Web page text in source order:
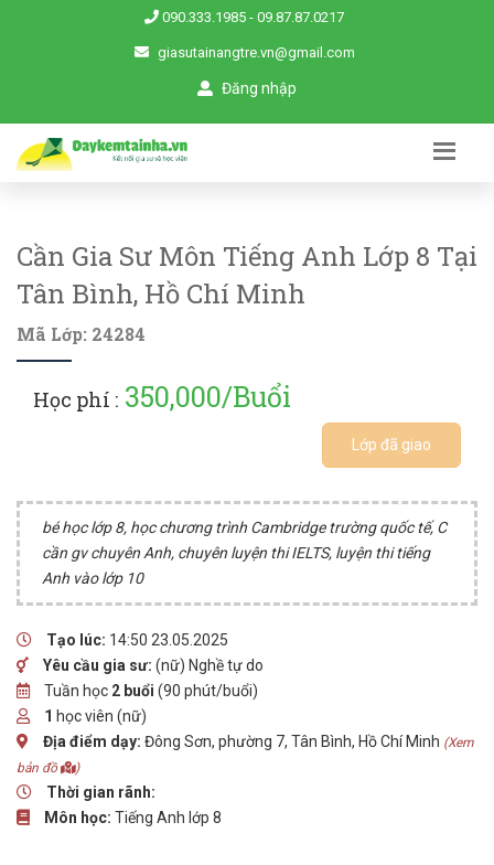
090.333.1985 - 09.87.87.0217
giasutainangtre.vn@gmail.com
Đăng nhập
Cần Gia Sư Môn Tiếng Anh Lớp 8 Tại
Tân Bình, Hồ Chí Minh
Mã Lớp: 24284
Học phí : 350,000/Buổi
Lớp đã giao
bé học lớp 8, học chương trình Cambridge trường quốc tế, C
cần gv chuyên Anh, chuyên luyện thi IELTS, luyện thi tiếng
Anh vào lớp 10
Tạo lúc: 14:50 23.05.2025
Yêu cầu gia sư: (nữ) Nghề tự do
Tuần học 2 buổi (90 phút/buổi)
1 học viên (nữ)
Địa điểm dạy: Đông Sơn, phường 7, Tân Bình, Hồ Chí Minh (Xem
bản đồ
)
Thời gian rãnh:
Môn học: Tiếng Anh lớp 8